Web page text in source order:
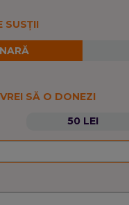
SUSȚII
SĂ O DONEZI
50 LEI